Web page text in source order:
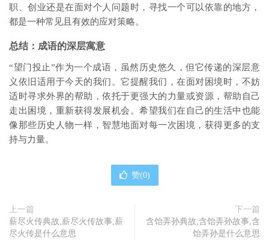
职、创业还是在面对个人问题时，寻找一个可以依靠的地方，
都是一种常见且有效的应对策略。
总结：成语的深层寓意
“望门投止”作为一个成语，虽然历史悠久，但它传递的深层意
义依旧适用于今天的我们。它提醒我们，在面对困境时，不妨
适时寻求外界的帮助，依托于更强大的力量或资源，帮助自己
走出困境，重新获得发展机会。希望我们在自己的生活中也能
像那些历史人物一样，智慧地面对每一次困境，获得更多的支
持与力量。
赞(0)
上一篇
薪尽火传典故,薪尽火传故事,薪
尽火传是什么意思
下一篇
含饴弄孙典故,含饴弄孙故事,含
饴弄孙是什么意思